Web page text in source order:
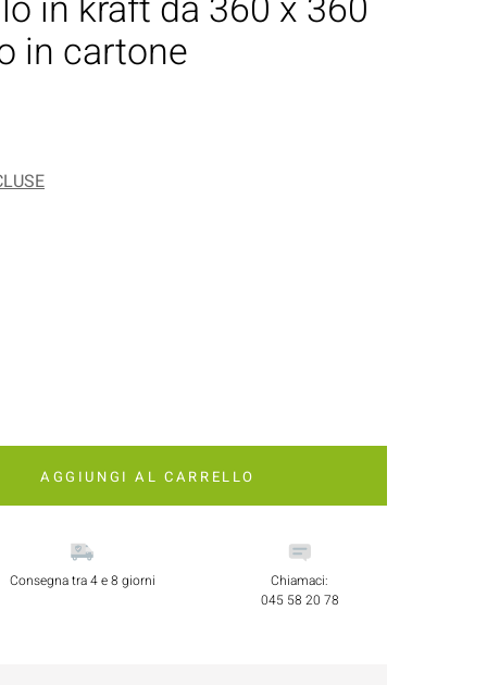
Panini E Torte
in cartone
AGGIUNGI AL CARRELLO
Consegna tra 4 e 8 giorni
Chiamaci:
045 58 20 78